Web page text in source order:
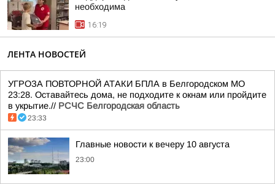
необходима
16:19
ЛЕНТА НОВОСТЕЙ
УГРОЗА ПОВТОРНОЙ АТАКИ БПЛА в Белгородском МО
23:28. Оставайтесь дома, не подходите к окнам или пройдите
в укрытие.// РСЧС Белгородская область
23:33
Главные новости к вечеру 10 августа
23:00